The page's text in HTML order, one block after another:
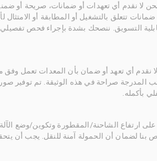
لا نقدم أي تعهدات أو ضمانات، صريحة أو
تتعلق بالتشغيل أو المطابقة أو الامتثال
التسويق. ننصحك بشدة بإجراء فحص
نقدم أي تعهد أو ضمان بأن المعدات تعمل
المدرجة صراحة في هذه الوثيقة. تم توفير
بأكمله.
على ارتفاع الشاحنة/المقطورة وتكوين/وضع
بنا لضمان أن الحمولة آمنة للنقل. يجب أن